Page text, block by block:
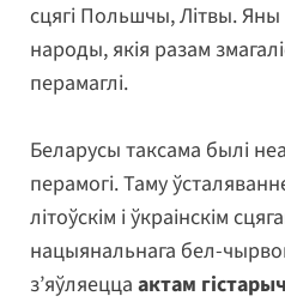
сцягі Польшчы, Літвы.
народы, якія разам
перамаглі.
Беларусы таксама былі
перамогі. Таму
літоўскім і ўкраінскім
нацыянальнага бел-
з’яўляецца актам